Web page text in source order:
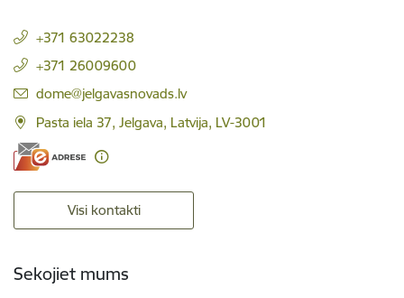
+371 63022238
+371 26009600
E-pasts:
dome@jelgavasnovads.lv
Pasta iela 37, Jelgava, Latvija, LV-3001
Visi kontakti
Sekojiet mums